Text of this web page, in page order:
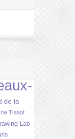
de la
Tissot
Lab